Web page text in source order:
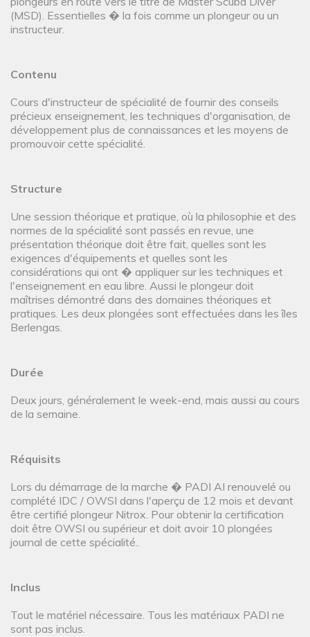
(MSD). Essentielles � la fois comme un plongeur ou un
instructeur.
Contenu
Cours d'instructeur de spécialité de fournir des conseils
précieux enseignement, les techniques d'organisation, de
développement plus de connaissances et les moyens de
promouvoir cette spécialité.
Structure
Une session théorique et pratique, où la philosophie et des
normes de la spécialité sont passés en revue, une
présentation théorique doit être fait, quelles sont les
exigences d'équipements et quelles sont les
considérations qui ont � appliquer sur les techniques et
l'enseignement en eau libre. Aussi le plongeur doit
maîtrises démontré dans des domaines théoriques et
pratiques. Les deux plongées sont effectuées dans les îles
Berlengas.
Durée
Deux jours, généralement le week-end, mais aussi au cours
de la semaine.
Réquisits
Lors du démarrage de la marche � PADI AI renouvelé ou
complété IDC / OWSI dans l'aperçu de 12 mois et devant
être certifié plongeur Nitrox. Pour obtenir la certification
doit être OWSI ou supérieur et doit avoir 10 plongées
journal de cette spécialité..
Inclus
Tout le matériel nécessaire. Tous les matériaux PADI ne
sont pas inclus.